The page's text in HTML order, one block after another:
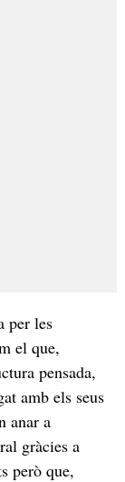
per les
el que,
pensada,
amb els seus
anar a
gràcies a
però que,